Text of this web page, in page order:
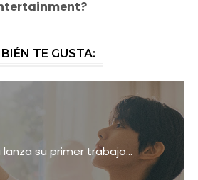
TE GUSTA:
lanza su primer trabajo...